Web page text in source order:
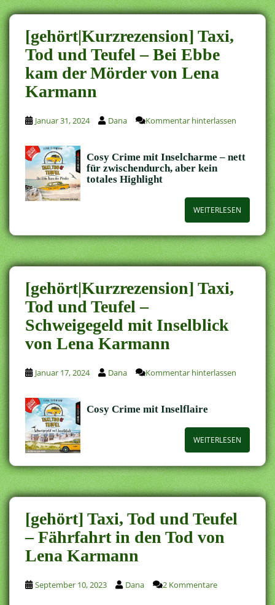
[gehört|Kurzrezension] Taxi,
Tod und Teufel – Bei Ebbe
kam der Mörder von Lena
Karmann
Januar 31, 2024 Dana Kommentar hinterlassen
Cosy Crime mit Inselcharme – nett
für zwischendurch, aber kein
totales Highlight
WEITERLESEN
[gehört|Kurzrezension] Taxi,
Tod und Teufel –
Schweigegeld mit Inselblick
von Lena Karmann
Januar 17, 2024 Dana Kommentar hinterlassen
Cosy Crime mit Inselflaire
WEITERLESEN
[gehört] Taxi, Tod und Teufel
– Fährfahrt in den Tod von
Lena Karmann
September 10, 2023 Dana 2 Kommentare